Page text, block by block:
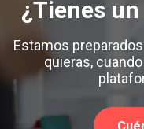
¿Tienes
Estamos
quieras,